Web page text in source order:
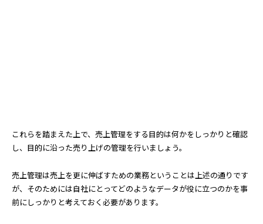
これらを踏まえた上で、売上管理をする目的は何かをしっかりと確認
し、目的に沿った売り上げの管理を行いましょう。
売上管理は売上を更に伸ばすための業務ということは上述の通りです
が、そのためには自社にとってどのようなデータが役に立つのかを事
前にしっかりと考えておく必要があります。